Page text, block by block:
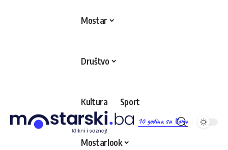
10 godina sa Vama
Mostar
Društvo
Kultura Sport
Mostarlook